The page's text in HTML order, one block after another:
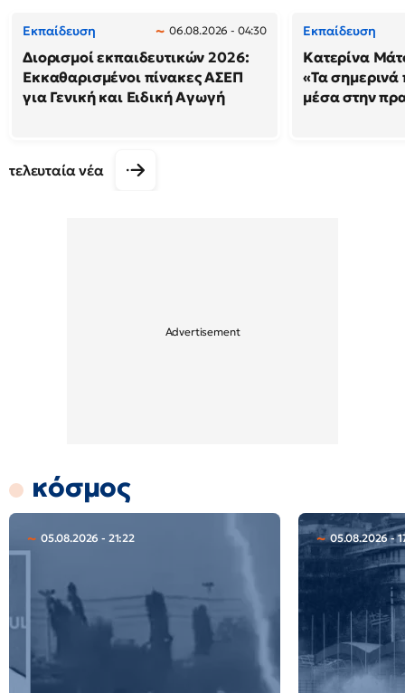
Εκπαίδευση 06.08.2026 - 04:30
Διορισμοί εκπαιδευτικών 2026:
Εκκαθαρισμένοι πίνακες ΑΣΕΠ
για Γενική και Ειδική Αγωγή
Εκπαίδευση
Κατερίνα
«Τα σημερινά
μέσα στην
τελευταία νέα
κόσμος
05.08.2026 - 21:22 05.08.2026 -